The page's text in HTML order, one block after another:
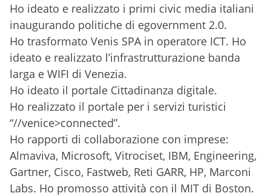
Ho ideato e realizzato i primi civic media italiani
inaugurando politiche di egovernment 2.0.
Ho trasformato Venis SPA in operatore ICT. Ho
ideato e realizzato l’infrastrutturazione banda
larga e WIFI di Venezia.
Ho ideato il portale Cittadinanza digitale.
Ho realizzato il portale per i servizi turistici
“//venice>connected”.
Ho rapporti di collaborazione con imprese:
Almaviva, Microsoft, Vitrociset, IBM, Engineering,
Gartner, Cisco, Fastweb, Reti GARR, HP, Marconi
Labs. Ho promosso attività con il MIT di Boston.